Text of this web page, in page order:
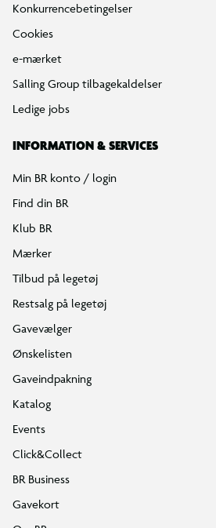
Konkurrencebetingelser
Cookies
e-mærket
Salling Group tilbagekaldelser
Ledige jobs
INFORMATION & SERVICES
Min BR konto / login
Find din BR
Klub BR
Mærker
Tilbud på legetøj
Restsalg på legetøj
Gavevælger
Ønskelisten
Gaveindpakning
Katalog
Events
Click&Collect
BR Business
Gavekort